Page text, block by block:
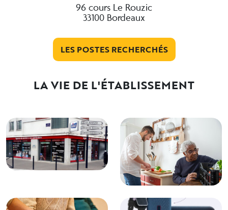
96 cours Le Rouzic
33100 Bordeaux
LES POSTES RECHERCHÉS
LA VIE DE L'ÉTABLISSEMENT